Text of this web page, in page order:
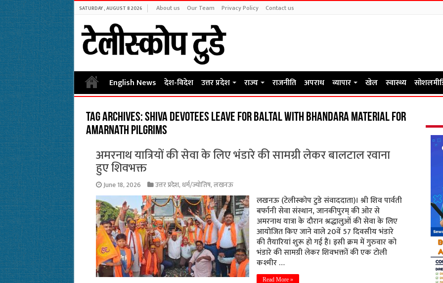
SATURDAY , AUGUST 8 2026 About us Our Team Privacy Policy Contact us
English News देश-विदेश उत्तर प्रदेश राज्य राजनीति अपराध व्यापार खेल स्वास्थ्य
Tag Archives:Shiva devotees leave for Baltal with Bhandara material for
Amarnath pilgrims
अमरनाथ यात्रियों की सेवा के लिए भंडारे की सामग्री लेकर बालटाल रवाना
हुए शिवभक्त
June 18, 2026 उत्तर प्रदेश, धर्म/ज्योतिष,लखनऊ
लखनऊ (टेलीस्कोप टुडे संवाददाता)। श्री शिव पार्वती
बर्फानी सेवा संस्थान, जानकीपुरम् की ओर से
अमरनाथ यात्रा के दौरान श्रद्धालुओं की सेवा के लिए
आयोजित किए जाने वाले 20वें 57 दिवसीय भंडारे
की तैयारियां शुरू हो गई हैं। इसी क्रम में गुरुवार को
भंडारे की सामग्री लेकर शिवभक्तों की एक टोली
कश्मीर …
Read More »